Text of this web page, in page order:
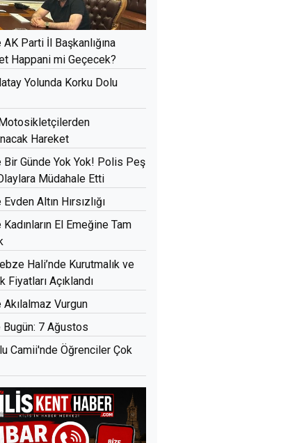
Parti İl Başkanlığına
Happani mi Geçecek?
Yolunda Korku Dolu
Hareket
Bir Günde Yok Yok! Polis Peş
Müdahale Etti
Altın Hırsızlığı
Kadınların El Emeğine Tam
Hali’nde Kurutmalık ve
Fiyatları Açıklandı
Akılalmaz Vurgun
Bugün: 7 Ağustos
Camii'nde Öğrenciler Çok